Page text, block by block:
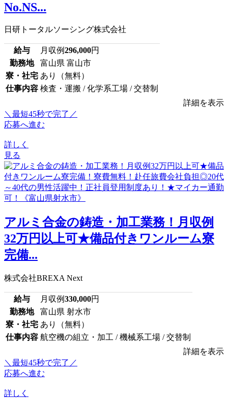
No.NS...
日研トータルソーシング株式会社
給与 月収例296,000円
勤務地
富山県 富山市
寮・社宅 あり（無料）
仕事内容 検査・運搬 / 化学系工場 / 交替制
詳細を表示
＼最短45秒で完了／
応募へ進む
詳しく
見る
アルミ合金の鋳造・加工業務！月収例
32万円以上可★備品付きワンルーム寮
完備...
株式会社BREXA Next
給与 月収例330,000円
勤務地
富山県 射水市
寮・社宅 あり（無料）
仕事内容 航空機の組立・加工 / 機械系工場 / 交替制
詳細を表示
＼最短45秒で完了／
応募へ進む
詳しく